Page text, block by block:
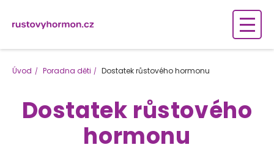
Úvod Poradna děti Dostatek růstového hormonu
Dostatek růstového
hormonu